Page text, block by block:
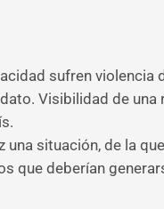
sufren
Visibilidad de
una situación, de la
que deberían